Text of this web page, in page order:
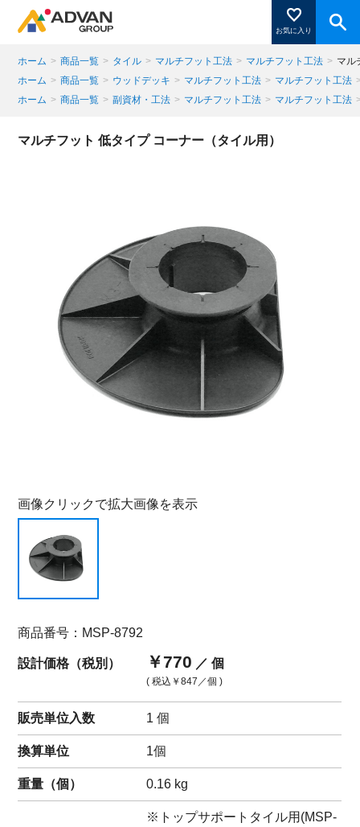
お気に入り
商品ページにある「お気に入り登録」を押すと登録した
ホーム > 商品一覧 > タイル > マルチフット工法 > マルチフット工法 > マル
ホーム > 商品一覧 > ウッドデッキ > マルチフット工法 > マルチフット工法
ホーム > 商品一覧 > 副資材・工法 > マルチフット工法 > マルチフット工法
マルチフット 低タイプ コーナー（タイル用）
画像クリックで拡大画像を表示
商品番号：MSP-8792
設計価格（税別） ￥770 ／ 個
( 税込 ￥847 ／個 )
販売単位入数 1 個
換算単位 1個
重量（個 ） 0.16 kg
※トップサポートタイル用(MSP-